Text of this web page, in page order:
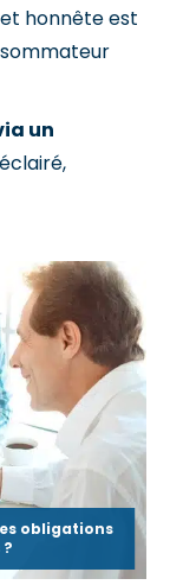
honnête est
un
obligations